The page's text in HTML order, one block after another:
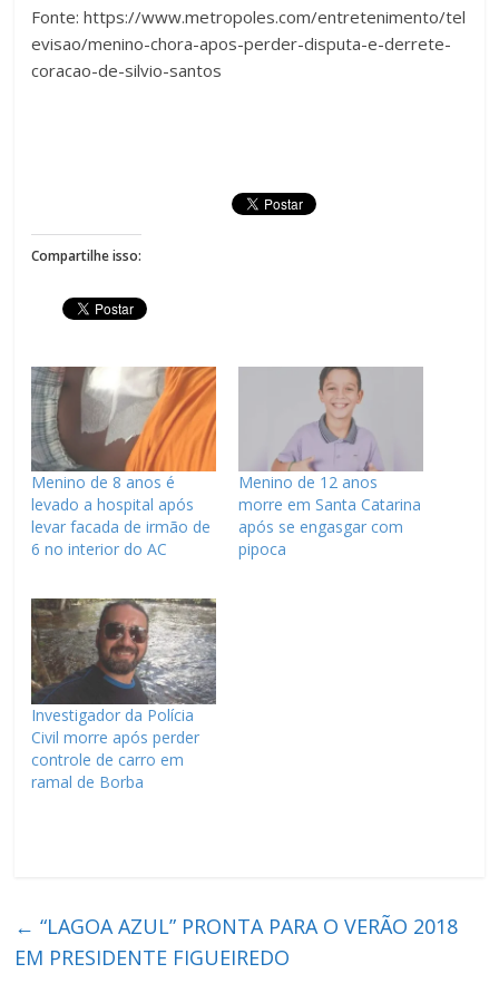
Fonte: https://www.metropoles.com/entretenimento/tel
evisao/menino-chora-apos-perder-disputa-e-derrete-
coracao-de-silvio-santos
Compartilhe isso:
Menino de 8 anos é
levado a hospital após
levar facada de irmão de
6 no interior do AC
Menino de 12 anos
morre em Santa Catarina
após se engasgar com
pipoca
Investigador da Polícia
Civil morre após perder
controle de carro em
ramal de Borba
← “LAGOA AZUL” PRONTA PARA O VERÃO 2018
EM PRESIDENTE FIGUEIREDO